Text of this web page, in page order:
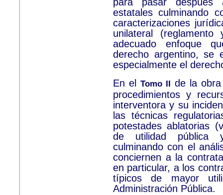
estatales culminando
caracterizaciones
unilateral
adecuado enfoque
derecho argentino, se
especialmente el
En el Tomo II
de la
procedimientos y
interventora y su
las técnicas
potestades ablatorias
de utilidad pública
culminando con el
conciernen a la
en particular, a los
típicos de mayor
Administración Pública.